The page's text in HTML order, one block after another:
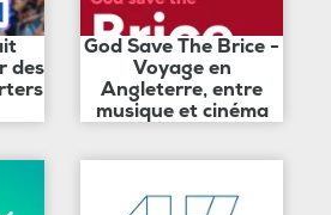
des
God Save The Brice -
Voyage en
Angleterre, entre
musique et cinéma